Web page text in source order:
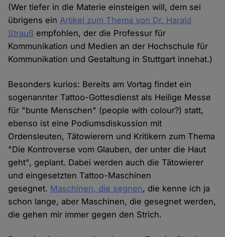
(Wer tiefer in die Materie einsteigen will, dem sei
übrigens einArtikel zum Thema von Dr. Harald
Strauß empfohlen, der die Professur für
Kommunikation und Medien an der Hochschule für
Kommunikation und Gestaltung in Stuttgart innehat.)
Besonders kurios: Bereits am Vortag findet ein
sogenannter Tattoo-Gottesdienst als Heilige Messe
für "bunte Menschen" (people with colour?) statt,
ebenso ist eine Podiumsdiskussion mit
Ordensleuten, Tätowierern und Kritikern zum Thema
"Die Kontroverse vom Glauben, der unter die Haut
geht", geplant. Dabei werden auch die Tätowierer
und eingesetzten Tattoo-Maschinen
gesegnet. Maschinen, die segnen, die kenne ich ja
schon lange, aber Maschinen, die gesegnet werden,
die gehen mir immer gegen den Strich.